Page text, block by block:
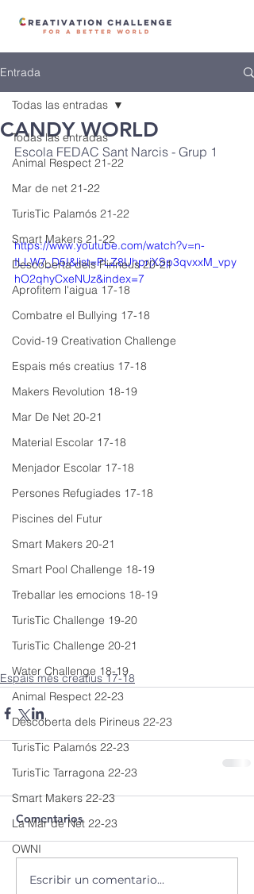
Entrada
Todas las entradas
Animal Respect 21-22
Mar de net 21-22
TurisTic Palamós 21-22
Smart Makers 21-22
Descoberta dels Pirineus 20-21
Aprofitem l'aigua 17-18
Combatre el Bullying 17-18
Covid-19 Creativation Challenge
Espais més creatius 17-18
Makers Revolution 18-19
Mar De Net 20-21
Material Escolar 17-18
Menjador Escolar 17-18
Persones Refugiades 17-18
Piscines del Futur
Smart Makers 20-21
Smart Pool Challenge 18-19
Treballar les emocions 18-19
TurisTic Challenge 19-20
TurisTic Challenge 20-21
Water Challenge 18-19
Animal Respect 22-23
Descoberta dels Pirineus 22-23
TurisTic Palamós 22-23
TurisTic Tarragona 22-23
Smart Makers 22-23
La Mar de Net 22-23
OWNI
Todas las entradas
CANDY WORLD
Escola FEDAC Sant Narcis - Grup 1
https://www.youtube.com/watch?v=n-
ILLW7_D5I&list=PLZ8UhprjXSp3qvxxM_vpy
hO2qhyCxeNUz&index=7
Espais més creatius 17-18
Comentarios
Escribir un comentario...